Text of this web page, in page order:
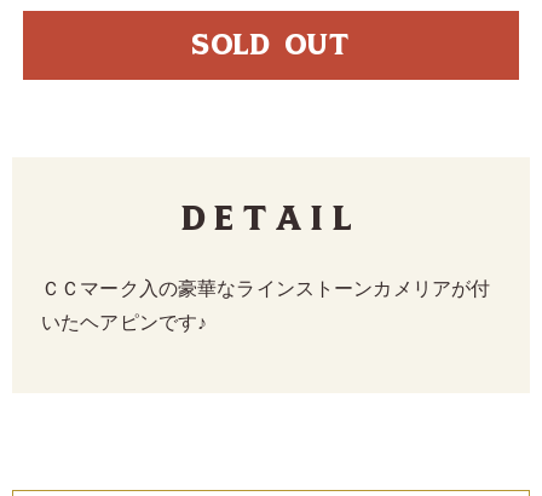
SOLD OUT
Detail
ＣＣマーク入の豪華なラインストーンカメリアが付
いたヘアピンです♪